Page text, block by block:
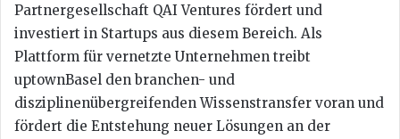
Partnergesellschaft QAI Ventures fördert und
investiert in Startups aus diesem Bereich. Als
Plattform für vernetzte Unternehmen treibt
uptownBasel den branchen- und
disziplinenübergreifenden Wissenstransfer voran und
fördert die Entstehung neuer Lösungen an der